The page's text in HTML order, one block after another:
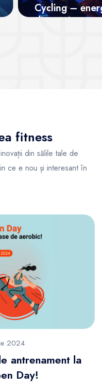
Cycling –
distracție pe
fitness
din sălile tale de
ce e nou și interesant în
2024
antrenament la
Day!